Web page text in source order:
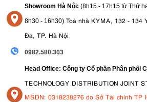
Showroom Hà Nội: (8h15 - 17h15 từ Thứ
8h30 - 16h30) Toà nhà KYMA, 132 - 134
Đa, TP. Hà Nội
0982.580.303
Head Office: Công ty Cổ phần Phân phối
TECHNOLOGY DISTRIBUTION JOINT
MSDN: 0318238276 do Sở Tài chính TP